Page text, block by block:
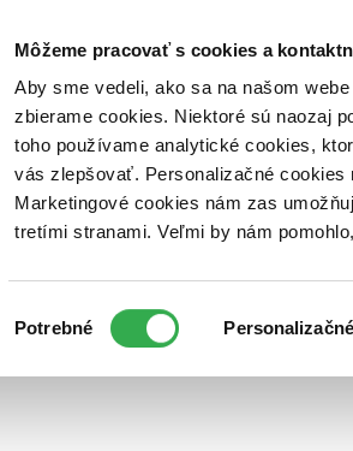
Môžeme pracovať s cookies a
Aby sme vedeli, ako sa na našom
zbierame cookies. Niektoré sú naozaj
toho používame analytické cookies,
vás zlepšovať. Personalizačné
Marketingové cookies nám zas
tretími stranami. Veľmi by nám
súhlasu
Potrebné Personalizačné
Poukážky Kontakt